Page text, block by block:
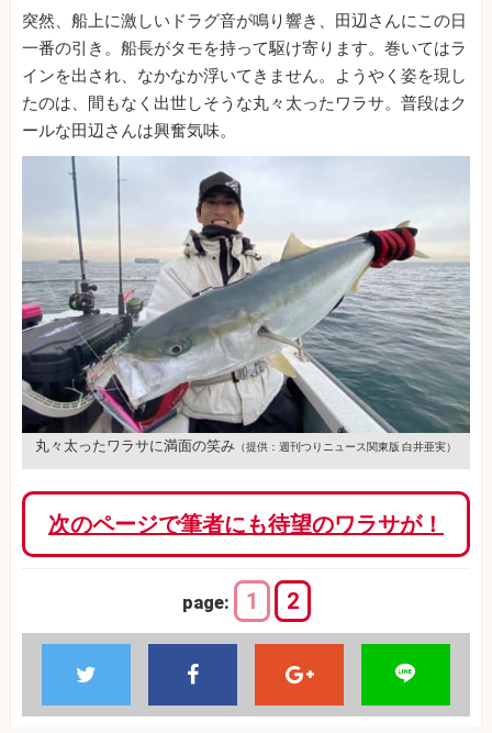
突然、船上に激しいドラグ音が鳴り響き、田辺さんにこの日
一番の引き。船長がタモを持って駆け寄ります。巻いてはラ
インを出され、なかなか浮いてきません。ようやく姿を現し
たのは、間もなく出世しそうな丸々太ったワラサ。普段はク
ールな田辺さんは興奮気味。
丸々太ったワラサに満面の笑み （提供：週刊つりニュース関東版 白井亜実）
次のページで筆者にも待望のワラサが！
page: 1 2